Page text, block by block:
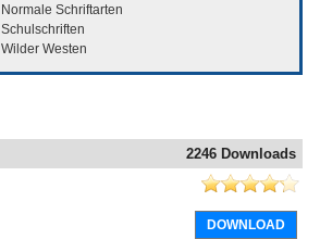
Normale Schriftarten
Schulschriften
Wilder Westen
2246 Downloads
DOWNLOAD